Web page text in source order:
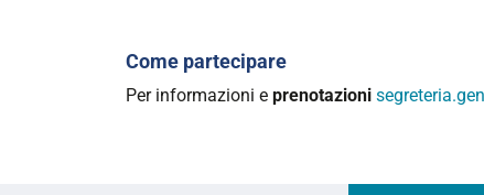
pallacanestro
ludica
Come partecipare
Per informazioni e prenotazioni